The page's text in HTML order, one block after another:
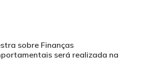
sobre Finanças
será realizada na